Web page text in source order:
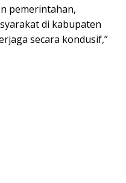
pemerintahan,
di kabupaten
secara kondusif,”